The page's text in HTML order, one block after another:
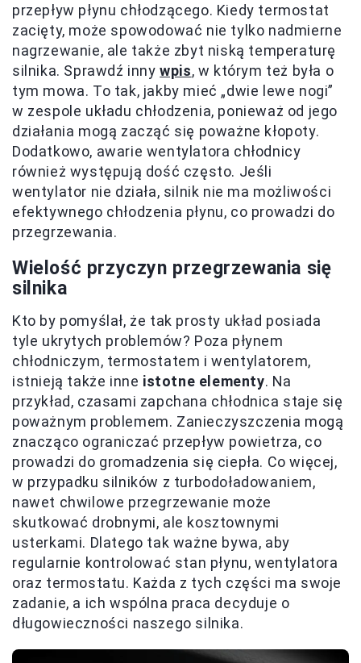
przepływ płynu chłodzącego. Kiedy termostat
zacięty, może spowodować nie tylko nadmierne
nagrzewanie, ale także zbyt niską temperaturę
silnika. Sprawdź innywpis, w którym też była o
tym mowa. To tak, jakby mieć „dwie lewe nogi”
w zespole układu chłodzenia, ponieważ od jego
działania mogą zacząć się poważne kłopoty.
Dodatkowo, awarie wentylatora chłodnicy
również występują dość często. Jeśli
wentylator nie działa, silnik nie ma możliwości
efektywnego chłodzenia płynu, co prowadzi do
przegrzewania.
Wielość przyczyn przegrzewania się
silnika
Kto by pomyślał, że tak prosty układ posiada
tyle ukrytych problemów? Poza płynem
chłodniczym, termostatem i wentylatorem,
istnieją także inne istotne elementy. Na
przykład, czasami zapchana chłodnica staje się
poważnym problemem. Zanieczyszczenia mogą
znacząco ograniczać przepływ powietrza, co
prowadzi do gromadzenia się ciepła. Co więcej,
w przypadku silników z turbodoładowaniem,
nawet chwilowe przegrzewanie może
skutkować drobnymi, ale kosztownymi
usterkami. Dlatego tak ważne bywa, aby
regularnie kontrolować stan płynu, wentylatora
oraz termostatu. Każda z tych części ma swoje
zadanie, a ich wspólna praca decyduje o
długowieczności naszego silnika.